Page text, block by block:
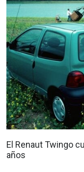
El Renaut Twingo
años